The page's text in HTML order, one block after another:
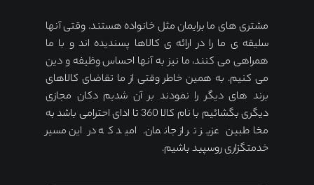
مشتری های ما برایمان مثل خانواده هستند. وقتی آنها
سلیقه ی ما را در ارائه ی کالاها پسندیده اند و با ما
همراهی می کنند، ما نیز به آنها احساس وظیفه و دین
می کنیم. به همین خاطر وقتی از ما تقاضای کالاهای
برند های دیگر را نمودند بر آن شدیم دکان مجازی
دیگری بگشائیم با نام کالا 360 تا ادای احترامی باشد به
مخاطبین عزیز تر از جانمان. امید که در این مسیر
خدمتگزاری روسپید باشیم.